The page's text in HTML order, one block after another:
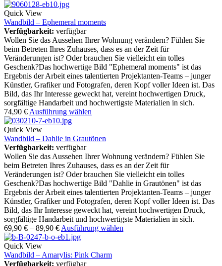
Quick View
Wandbild – Ephemeral moments
Verfügbarkeit: verfügbar
Wollen Sie das Aussehen Ihrer Wohnung verändern? Fühlen Sie
beim Betreten Ihres Zuhauses, dass es an der Zeit für
Veränderungen ist? Oder brauchen Sie vielleicht ein tolles
Geschenk?Das hochwertige Bild "Ephemeral moments" ist das
Ergebnis der Arbeit eines talentierten Projektanten-Teams – junger
Künstler, Grafiker und Fotografen, deren Kopf voller Ideen ist. Das
Bild, das Ihr Interesse geweckt hat, vereint hochwertigen Druck,
sorgfältige Handarbeit und hochwertigste Materialien in sich.
74,90 € Ausführung wählen
Quick View
Wandbild – Dahlie in Grautönen
Verfügbarkeit: verfügbar
Wollen Sie das Aussehen Ihrer Wohnung verändern? Fühlen Sie
beim Betreten Ihres Zuhauses, dass es an der Zeit für
Veränderungen ist? Oder brauchen Sie vielleicht ein tolles
Geschenk?Das hochwertige Bild "Dahlie in Grautönen" ist das
Ergebnis der Arbeit eines talentierten Projektanten-Teams – junger
Künstler, Grafiker und Fotografen, deren Kopf voller Ideen ist. Das
Bild, das Ihr Interesse geweckt hat, vereint hochwertigen Druck,
sorgfältige Handarbeit und hochwertigste Materialien in sich.
69,90 € – 89,90 € Ausführung wählen
Quick View
Wandbild – Amarylis: Pink Charm
Verfügbarkeit: verfügbar